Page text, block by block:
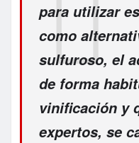
para utilizar
como
sulfuroso, el
de forma
vinificación y
expertos, se